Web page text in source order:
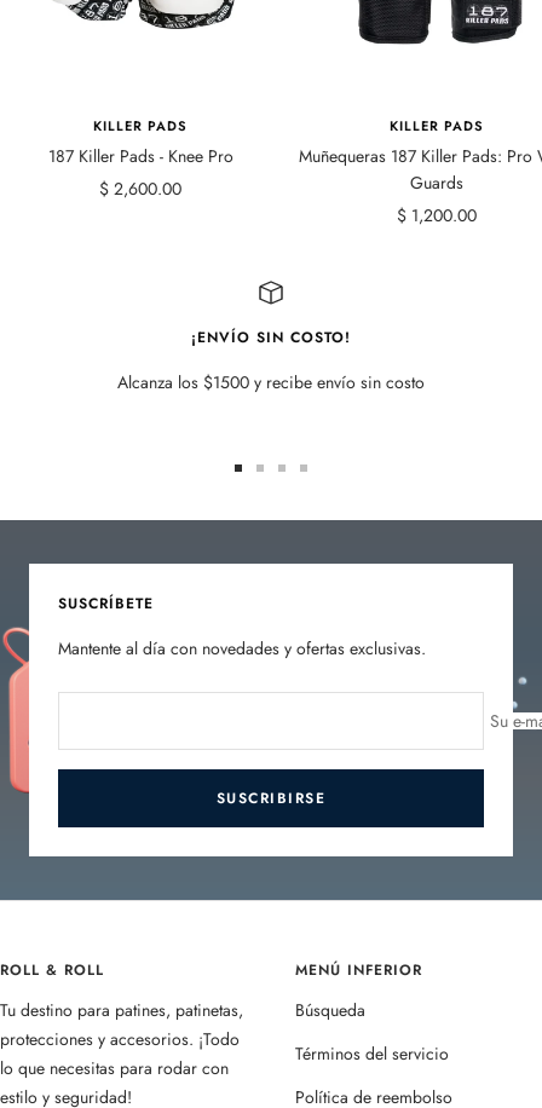
KILLER PADS
187 Killer Pads - Knee Pro
Precio
$ 2,600.00
KILLER PADS
Muñequeras 187 Killer Pads: Pro
Guards
Precio
$ 1,200.00
¡ENVÍO SIN COSTO!
Alcanza los $1500 y recibe envío sin costo
diapositiva
diapositiva
diapositiva
diapositiva
SUSCRÍBETE
Mantente al día con novedades y ofertas exclusivas.
Su e-
SUSCRIBIRSE
ROLL & ROLL
Tu destino para patines, patinetas,
protecciones y accesorios. ¡Todo
lo que necesitas para rodar con
estilo y seguridad!
MENÚ INFERIOR
Búsqueda
Términos del servicio
Política de reembolso